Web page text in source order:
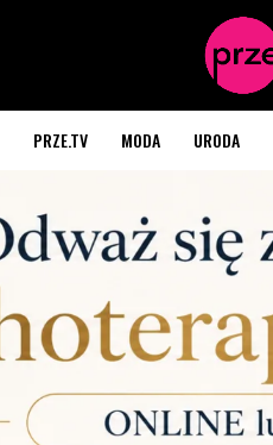
PRZE.TV MODA URODA